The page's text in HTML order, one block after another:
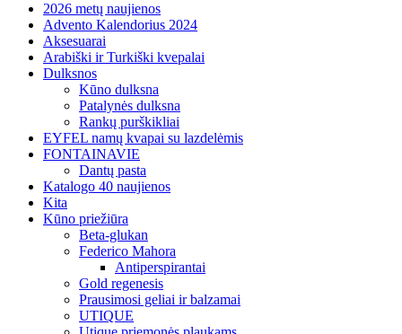
2026 metų naujienos
Advento Kalendorius 2024
Aksesuarai
Arabiški ir Turkiški kvepalai
Dulksnos
Kūno dulksna
Patalynės dulksna
Rankų purškikliai
EYFEL namų kvapai su lazdelėmis
FONTAINAVIE
Dantų pasta
Katalogo 40 naujienos
Kita
Kūno priežiūra
Beta-glukan
Federico Mahora
Antiperspirantai
Gold regenesis
Prausimosi geliai ir balzamai
UTIQUE